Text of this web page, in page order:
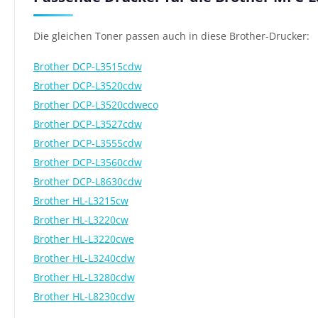
Die gleichen Toner passen auch in diese Brother-Drucker:
Brother DCP-L3515cdw
Brother DCP-L3520cdw
Brother DCP-L3520cdweco
Brother DCP-L3527cdw
Brother DCP-L3555cdw
Brother DCP-L3560cdw
Brother DCP-L8630cdw
Brother HL-L3215cw
Brother HL-L3220cw
Brother HL-L3220cwe
Brother HL-L3240cdw
Brother HL-L3280cdw
Brother HL-L8230cdw